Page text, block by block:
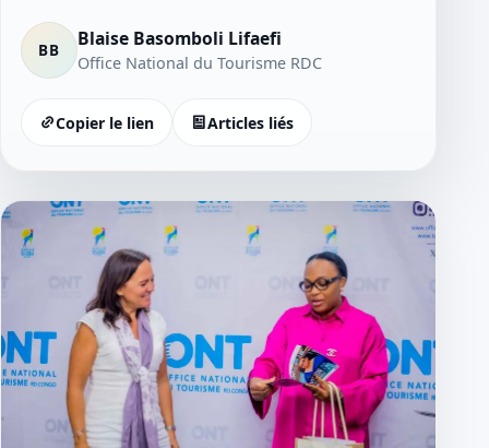
BB
Blaise Basomboli Lifaefi
Office National du Tourisme RDC
Copier le lien Articles liés